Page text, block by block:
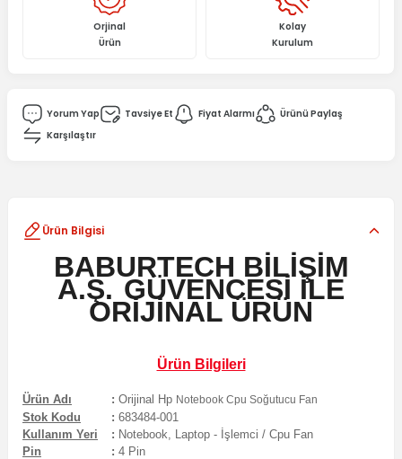
Orjinal
Ürün
Kolay
Kurulum
Yorum Yap Tavsiye Et Fiyat Alarmı
Ürünü Paylaş
Karşılaştır
Ürün Bilgisi
BABURTECH BİLİŞİM
A.Ş. GÜVENCESİ İLE
ORİJİNAL ÜRÜN
Ürün Bilgileri
Ürün Adı : Orijinal Hp Notebook Cpu Soğutucu Fan
Stok Kodu : 683484-001
Kullanım Yeri
: Notebook, Laptop - İşlemci / Cpu Fan
Pin
: 4 Pin